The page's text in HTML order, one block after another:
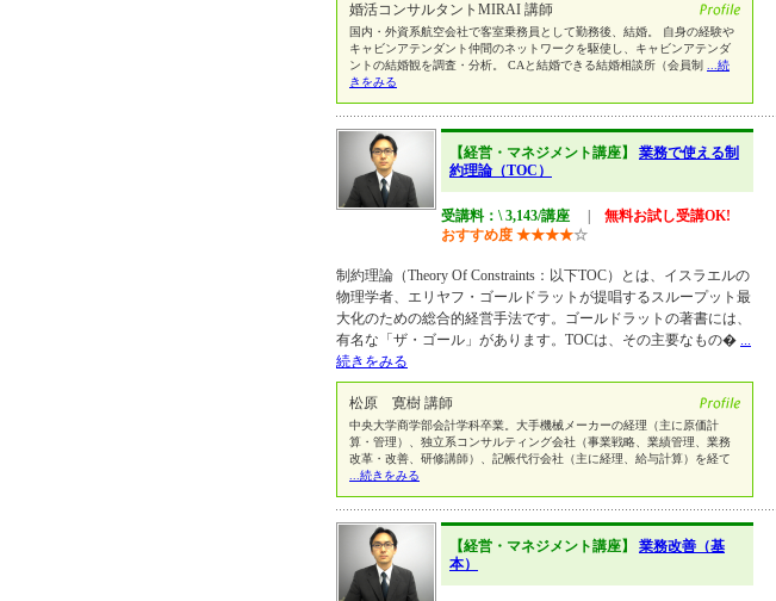
婚活コンサルタントMIRAI 講師
国内・外資系航空会社で客室乗務員として勤務後、結婚。 自身の経験や
キャビンアテンダント仲間のネットワークを駆使し、キャビンアテンダ
ントの結婚観を調査・分析。 CAと結婚できる結婚相談所（会員制
...続
きをみる
【経営・マネジメント講座】 業務で使える制
約理論（TOC）
受講料：\ 3,143/講座
無料お試し受講OK!
おすすめ度 ★★★★☆
制約理論（Theory Of Constraints：以下TOC）とは、イスラエルの
物理学者、エリヤフ・ゴールドラットが提唱するスループット最
大化のための総合的経営手法です。ゴールドラットの著書には、
有名な「ザ・ゴール」があります。TOCは、その主要なもの� ...
続きをみる
松原 寛樹 講師
中央大学商学部会計学科卒業。大手機械メーカーの経理（主に原価計
算・管理）、独立系コンサルティング会社（事業戦略、業績管理、業務
改革・改善、研修講師）、記帳代行会社（主に経理、給与計算）を経て
...続きをみる
【経営・マネジメント講座】 業務改善（基
本）